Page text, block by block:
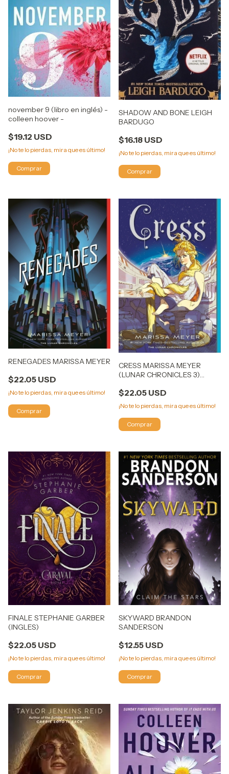
november 9 (libro en inglés) -
colleen hoover -
$19.12 USD
¡No te lo pierdas, mira que es último!
SHADOW AND BONE LEIGH
BARDUGO
$16.18 USD
¡No te lo pierdas, mira que es último!
RENEGADES MARISSA MEYER
$22.05 USD
¡No te lo pierdas, mira que es último!
CRESS MARISSA MEYER
(LUNAR CHRONICLES 3)
$22.05 USD
¡No te lo pierdas, mira que es último!
FINALE STEPHANIE GARBER
(INGLES)
$22.05 USD
¡No te lo pierdas, mira que es último!
SKYWARD BRANDON
SANDERSON
$12.55 USD
¡No te lo pierdas, mira que es último!